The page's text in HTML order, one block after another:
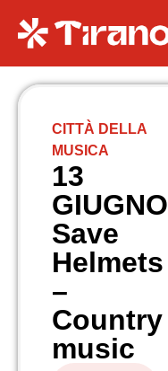
CITTÀ DELLA
MUSICA
13
GIUGNO
Save
Helmets
–
Country
music